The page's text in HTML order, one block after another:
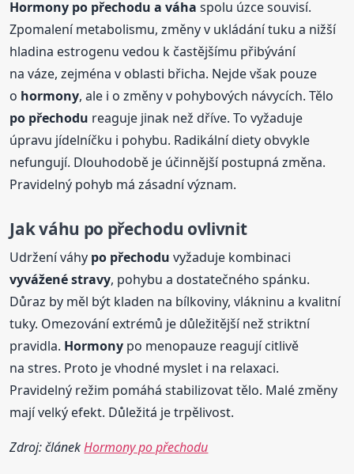
Hormony po přechodu a váha spolu úzce souvisí.
Zpomalení metabolismu, změny v ukládání tuku a nižší
hladina estrogenu vedou k častějšímu přibývání
na váze, zejména v oblasti břicha. Nejde však pouze
o hormony, ale i o změny v pohybových návycích. Tělo
po přechodu reaguje jinak než dříve. To vyžaduje
úpravu jídelníčku i pohybu. Radikální diety obvykle
nefungují. Dlouhodobě je účinnější postupná změna.
Pravidelný pohyb má zásadní význam.
Jak váhu po přechodu ovlivnit
Udržení váhy po přechodu vyžaduje kombinaci
vyvážené stravy, pohybu a dostatečného spánku.
Důraz by měl být kladen na bílkoviny, vlákninu a kvalitní
tuky. Omezování extrémů je důležitější než striktní
pravidla. Hormony po menopauze reagují citlivě
na stres. Proto je vhodné myslet i na relaxaci.
Pravidelný režim pomáhá stabilizovat tělo. Malé změny
mají velký efekt. Důležitá je trpělivost.
Zdroj: článekHormony po přechodu